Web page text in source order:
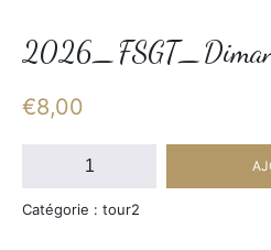
€8,00
quantité
Catégorie : tour2
Photos